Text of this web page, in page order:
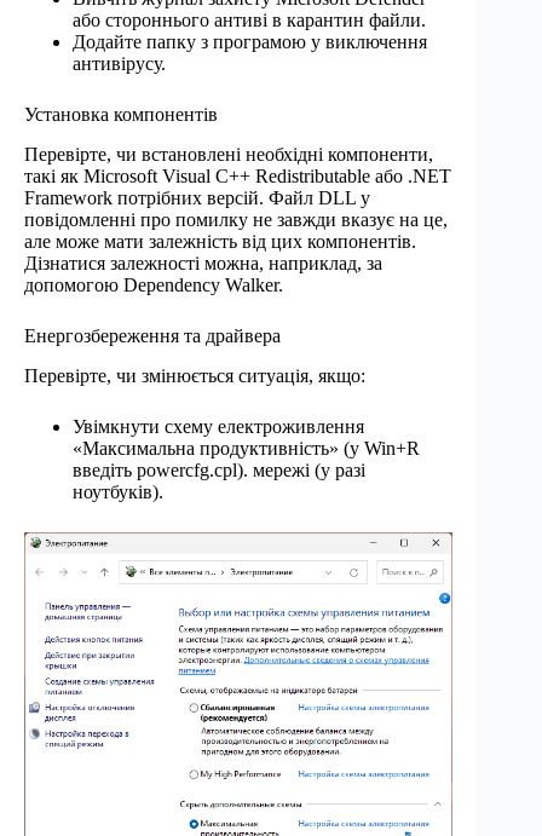
або стороннього антиві в карантин файли.
Додайте папку з програмою у виключення
антивірусу.
Установка компонентів
Перевірте, чи встановлені необхідні компоненти,
такі як Microsoft Visual C++ Redistributable або .NET
Framework потрібних версій. Файл DLL у
повідомленні про помилку не завжди вказує на це,
але може мати залежність від цих компонентів.
Дізнатися залежності можна, наприклад, за
допомогою Dependency Walker.
Енергозбереження та драйвера
Перевірте, чи змінюється ситуація, якщо:
Увімкнути схему електроживлення
«Максимальна продуктивність» (у Win+R
введіть powercfg.cpl). мережі (у разі
ноутбуків).